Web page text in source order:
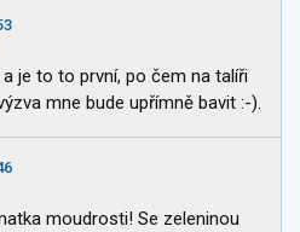
je to to první, po čem na talíři
mne bude upřímně bavit :-).
moudrosti! Se zeleninou